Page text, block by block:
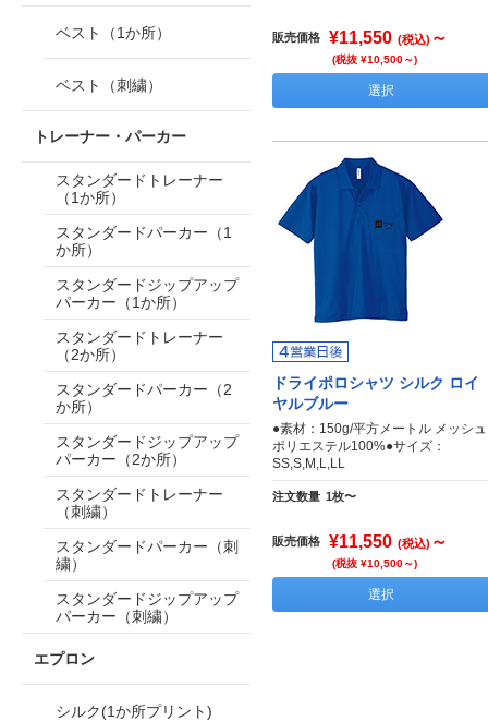
販売価格 ¥11,550 (税込) ～
(税抜 ¥10,500～)
選択
ドライポロシャツ シルク ロイ
ヤルブルー
●素材：150g/平方メートル メッシュ
ポリエステル100%●サイズ：
SS,S,M,L,LL
注文数量 1枚〜
販売価格 ¥11,550 (税込) ～
(税抜 ¥10,500～)
選択
ベスト（1か所）
ベスト（刺繍）
トレーナー・パーカー
スタンダードトレーナー
（1か所）
スタンダードパーカー（1
か所）
スタンダードジップアップ
パーカー（1か所）
スタンダードトレーナー
（2か所）
スタンダードパーカー（2
か所）
スタンダードジップアップ
パーカー（2か所）
スタンダードトレーナー
（刺繍）
スタンダードパーカー（刺
繍）
スタンダードジップアップ
パーカー（刺繍）
エプロン
シルク(1か所プリント)